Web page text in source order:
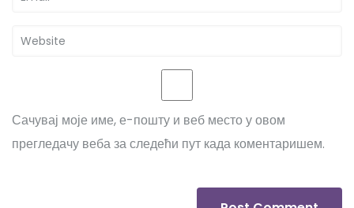
Сачувај моје име, е-пошту и веб место у овом
прегледачу веба за следећи пут када коментаришем.